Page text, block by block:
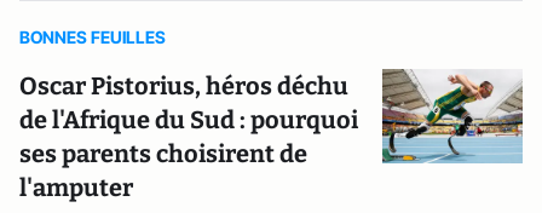
BONNES FEUILLES
Oscar Pistorius, héros déchu
de l'Afrique du Sud : pourquoi
ses parents choisirent de
l'amputer